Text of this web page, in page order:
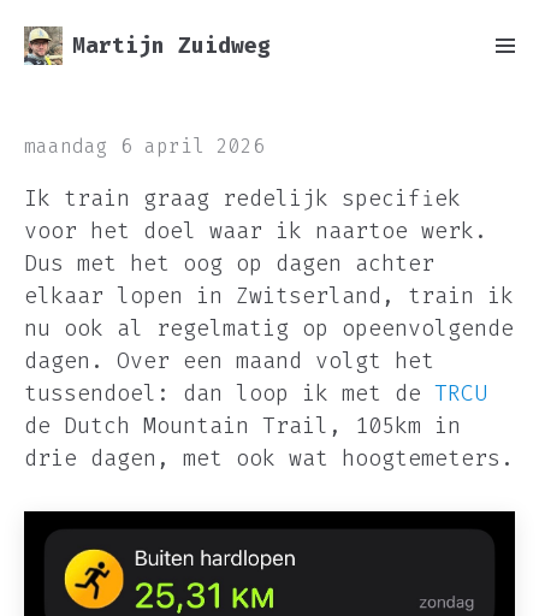
Martijn Zuidweg
maandag 6 april 2026
Ik train graag redelijk specifiek
voor het doel waar ik naartoe werk.
Dus met het oog op dagen achter
elkaar lopen in Zwitserland, train ik
nu ook al regelmatig op opeenvolgende
dagen. Over een maand volgt het
tussendoel: dan loop ik met de TRCU
de Dutch Mountain Trail, 105km in
drie dagen, met ook wat hoogtemeters.